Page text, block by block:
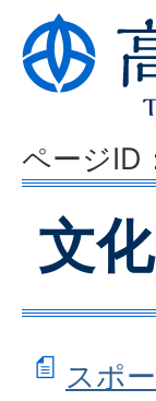
ページID
文
スポ